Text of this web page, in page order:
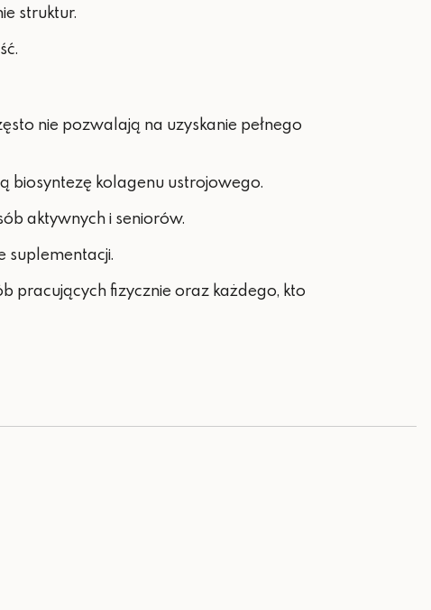
struktur.
nie pozwalają na uzyskanie pełnego
biosyntezę kolagenu ustrojowego.
aktywnych i seniorów.
suplementacji.
pracujących fizycznie oraz każdego, kto